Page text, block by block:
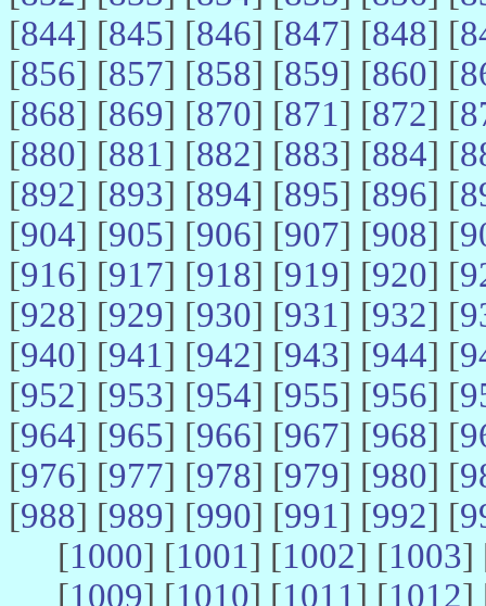
[844] [845] [846] [847] [848] [
[856] [857] [858] [859] [860] [
[868] [869] [870] [871] [872] [
[880] [881] [882] [883] [884] [
[892] [893] [894] [895] [896] [
[904] [905] [906] [907] [908] [
[916] [917] [918] [919] [920] [
[928] [929] [930] [931] [932] [
[940] [941] [942] [943] [944] [
[952] [953] [954] [955] [956] [
[964] [965] [966] [967] [968] [
[976] [977] [978] [979] [980] [
[988] [989] [990] [991] [992] [
[1000] [1001] [1002] [1003]
[1009] [1010] [1011] [1012]